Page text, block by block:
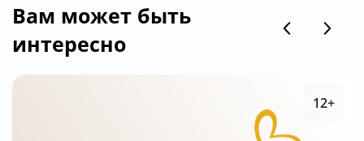
Вам может быть
интересно
12+